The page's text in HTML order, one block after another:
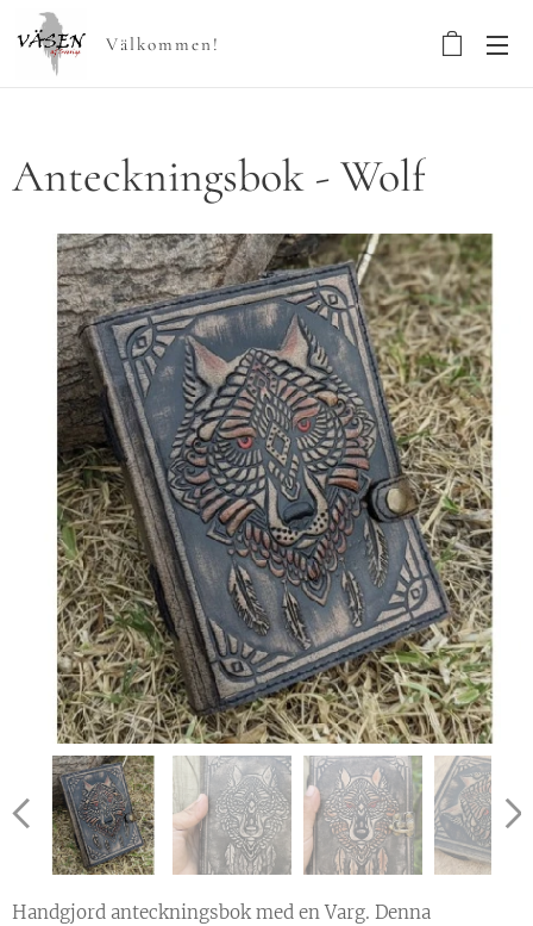
Välkommen!
Anteckningsbok - Wolf
Handgjord anteckningsbok med en Varg. Denna